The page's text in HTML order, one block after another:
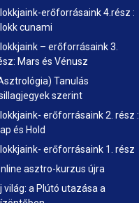
erőforrásaink 4.rész :
cunami
– erőforrásaink 3.
Mars és Vénusz
Tanulás
szerint
erőforrásaink 2. rész :
és Hold
erőforrásaink 1. rész
asztro-kurzus újra
világ: a Plútó utazása a